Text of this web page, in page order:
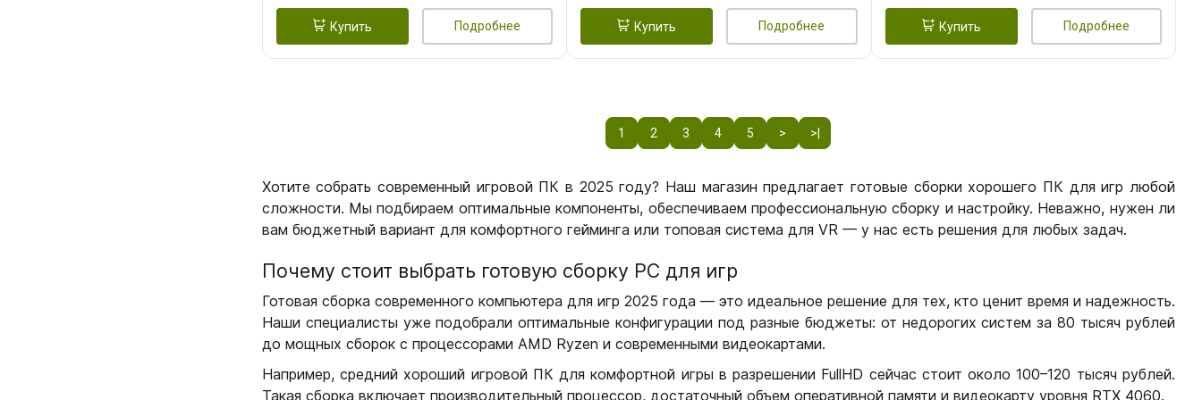
Купить Подробнее Купить Подробнее Купить Подробнее
1 2 3 4 5 > >|
Хотите собрать современный игровой ПК в 2025 году? Наш магазин предлагает готовые сборки хорошего ПК для игр любой
сложности. Мы подбираем оптимальные компоненты, обеспечиваем профессиональную сборку и настройку. Неважно, нужен ли
вам бюджетный вариант для комфортного гейминга или топовая система для VR — у нас есть решения для любых задач.
Почему стоит выбрать готовую сборку РС для игр
Готовая сборка современного компьютера для игр 2025 года — это идеальное решение для тех, кто ценит время и надежность.
Наши специалисты уже подобрали оптимальные конфигурации под разные бюджеты: от недорогих систем за 80 тысяч рублей
до мощных сборок с процессорами AMD Ryzen и современными видеокартами.
Например, средний хороший игровой ПК для комфортной игры в разрешении FullHD сейчас стоит около 100–120 тысяч рублей.
Такая сборка включает производительный процессор, достаточный объем оперативной памяти и видеокарту уровня RTX 4060.